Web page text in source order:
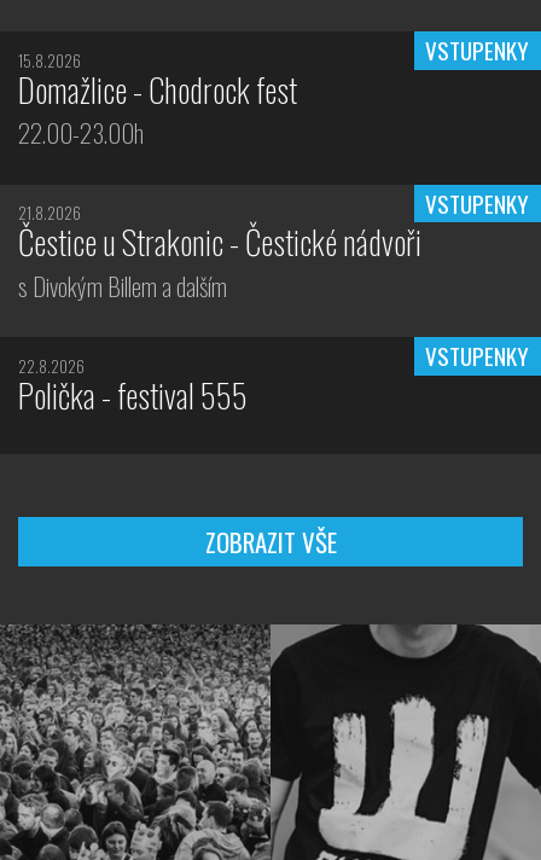
15.8.2026
Domažlice - Chodrock fest
22.00-23.00h
VSTUPENKY
21.8.2026
Čestice u Strakonic - Čestické nádvoři
s Divokým Billem a dalším
VSTUPENKY
22.8.2026
Polička - festival 555
VSTUPENKY
ZOBRAZIT VŠE